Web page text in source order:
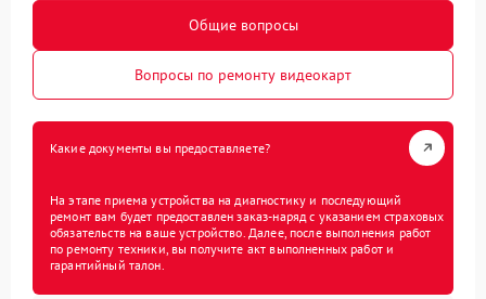
Общие вопросы
Вопросы по ремонту видеокарт
Какие документы вы предоставляете?
На этапе приема устройства на диагностику и последующий
ремонт вам будет предоставлен заказ-наряд с указанием страховых
обязательств на ваше устройство. Далее, после выполнения работ
по ремонту техники, вы получите акт выполненных работ и
гарантийный талон.